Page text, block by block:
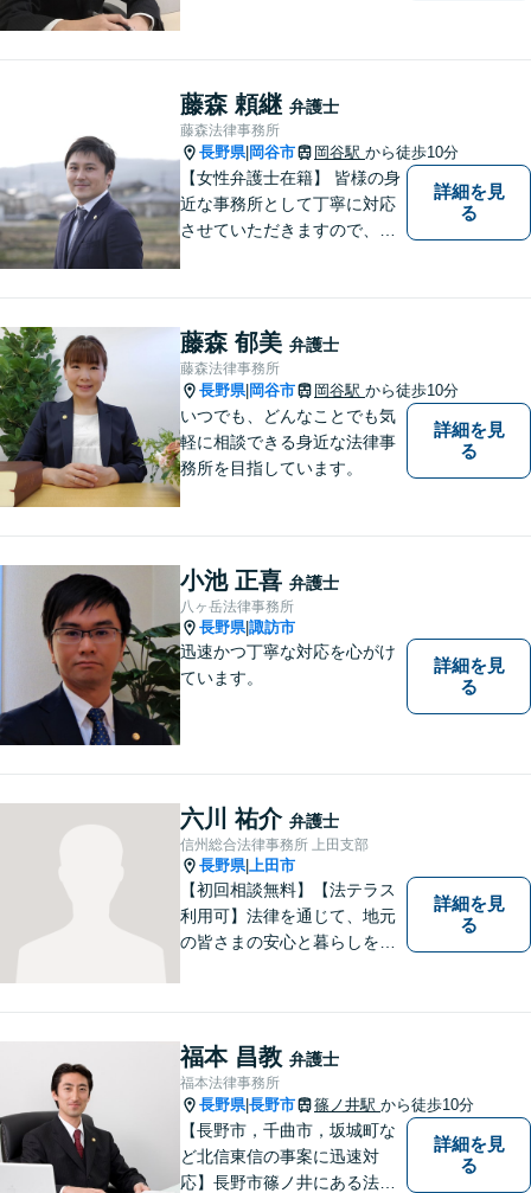
谷市・長野県中南信の人々の
権利を守るために懸命に働き
ます。離婚・借金・交通事故
などお気軽にご相談くださ
い。
藤森 頼継 弁護士
藤森法律事務所
長野県| 岡谷市 岡谷駅 から徒歩10分
【女性弁護士在籍】 皆様の身
近な事務所として丁寧に対応
させていただきますので、お
詳細を見
る
藤森 郁美 弁護士
藤森法律事務所
長野県| 岡谷市 岡谷駅 から徒歩10分
いつでも、どんなことでも気
軽に相談できる身近な法律事
務所を目指しています。
詳細を見
る
小池 正喜 弁護士
八ヶ岳法律事務所
長野県|諏訪市
迅速かつ丁寧な対応を心がけ
ています。
詳細を見
る
六川 祐介 弁護士
信州総合法律事務所 上田支部
長野県| 上田市
【初回相談無料】【法テラス
利用可】法律を通じて、地元
の皆さまの安心と暮らしを全
なたのお悩みをお聞かせくだ
さい。どのようなご相談でも
真摯に向き合い、解決まで全
力で伴走します。【地域密着
型の法律事務所】
詳細を見
る
福本 昌教 弁護士
福本法律事務所
長野県|長野市 篠ノ井駅 から徒歩10分
【長野市，千曲市，坂城町な
ど北信東信の事案に迅速対
応】長野市篠ノ井にある法律
詳細を見
る